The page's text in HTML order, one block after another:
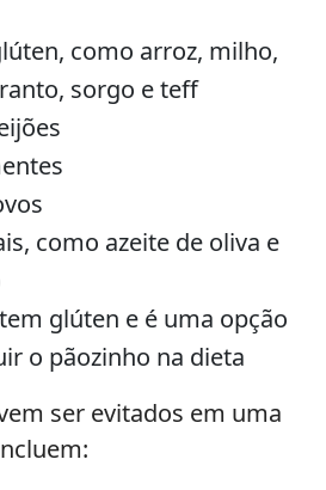
como arroz, milho,
sorgo e teff
como azeite de oliva e
glúten e é uma opção
o pãozinho na dieta
ser evitados em uma